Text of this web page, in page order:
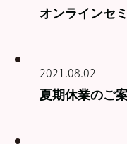
オンラインセ
2021.08.02
夏期休業のご